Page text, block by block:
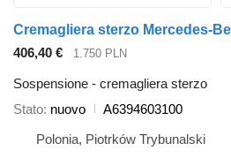
406,40 € 1.750 PLN
Sospensione - cremagliera sterzo
Stato nuovo
A6394603100
Polonia, Piotrków Trybunalski